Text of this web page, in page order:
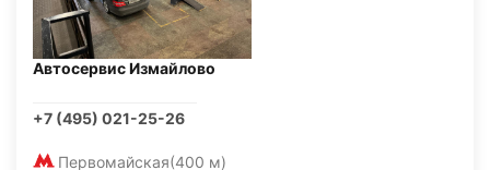
Автосервис Измайлово
+7 (495) 021-25-26
Первомайская(400 м)